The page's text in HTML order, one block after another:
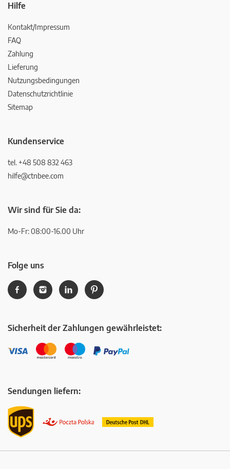
Hilfe
Kontakt/Impressum
FAQ
Zahlung
Lieferung
Nutzungsbedingungen
Datenschutzrichtlinie
Sitemap
Kundenservice
tel. +48 508 832 463
hilfe@ctnbee.com
Wir sind für Sie da:
Mo-Fr: 08:00-16.00 Uhr
Folge uns
Sicherheit der Zahlungen gewährleistet:
Sendungen liefern: